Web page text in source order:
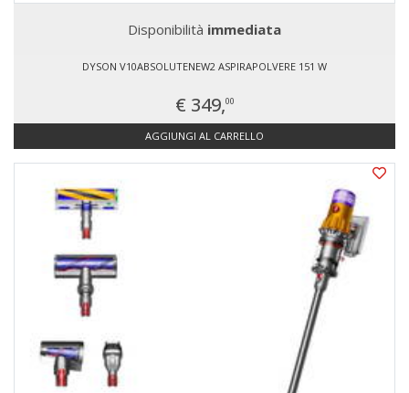
Disponibilità immediata
DYSON V10ABSOLUTENEW2 ASPIRAPOLVERE 151 W
€ 349,00
AGGIUNGI AL CARRELLO